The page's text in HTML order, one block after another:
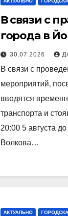
В связи с
города в
ряд
транспорта
30.07.2026
В связи с
мероприятий,
вводятся
транспорта и
20:00 5 августа
Волкова…
АКТУАЛЬНО